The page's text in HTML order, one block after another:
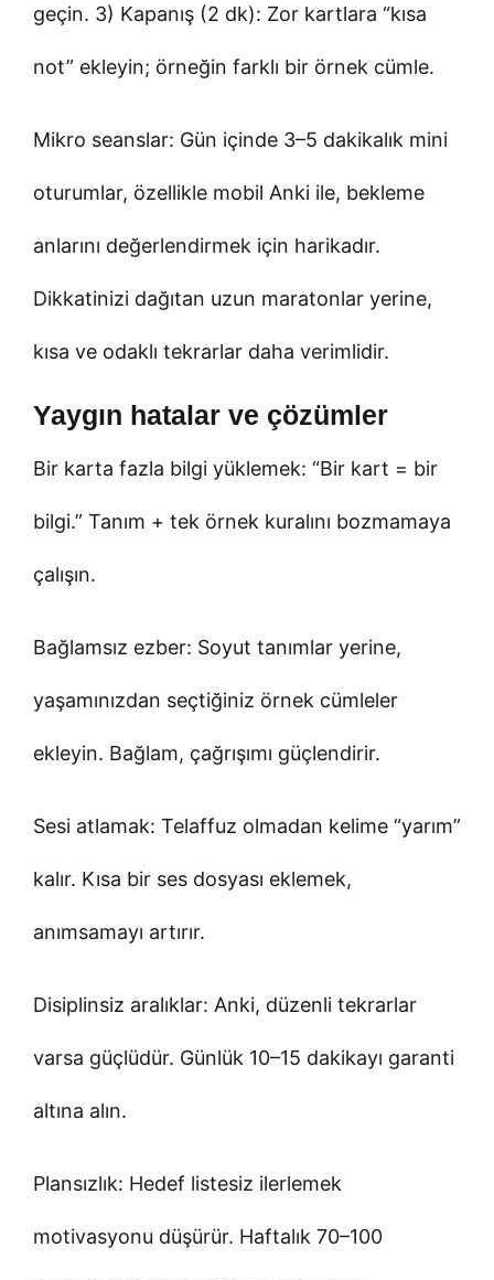
geçin. 3) Kapanış (2 dk): Zor kartlara “kısa
not” ekleyin; örneğin farklı bir örnek cümle.
Mikro seanslar: Gün içinde 3–5 dakikalık mini
oturumlar, özellikle mobil Anki ile, bekleme
anlarını değerlendirmek için harikadır.
Dikkatinizi dağıtan uzun maratonlar yerine,
kısa ve odaklı tekrarlar daha verimlidir.
Yaygın hatalar ve çözümler
Bir karta fazla bilgi yüklemek: “Bir kart = bir
bilgi.” Tanım + tek örnek kuralını bozmamaya
çalışın.
Bağlamsız ezber: Soyut tanımlar yerine,
yaşamınızdan seçtiğiniz örnek cümleler
ekleyin. Bağlam, çağrışımı güçlendirir.
Sesi atlamak: Telaffuz olmadan kelime “yarım”
kalır. Kısa bir ses dosyası eklemek,
anımsamayı artırır.
Disiplinsiz aralıklar: Anki, düzenli tekrarlar
varsa güçlüdür. Günlük 10–15 dakikayı garanti
altına alın.
Plansızlık: Hedef listesiz ilerlemek
motivasyonu düşürür. Haftalık 70–100